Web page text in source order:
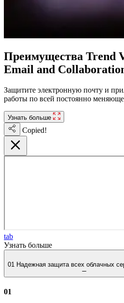
Преимущества Trend
Email and
Защитите электронную почту и
работы по всей постоянно
Узнать больше
Copied!
tab
Узнать больше
01 Надежная защита всех облачных
01